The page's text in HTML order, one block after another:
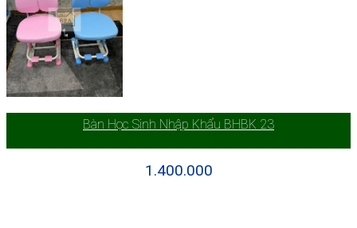
Bàn Học Sinh Nhập Khẩu BHBK 23
1.400.000